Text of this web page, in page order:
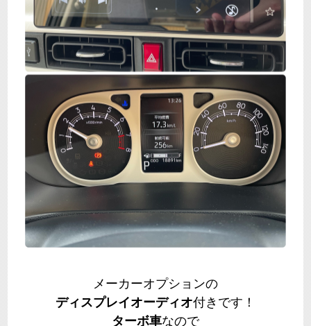
メーカーオプションの
ディスプレイオーディオ付きです！
ターボ車なので